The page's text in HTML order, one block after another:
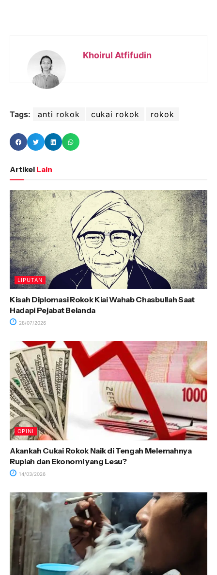
Khoirul Atfifudin
Tags: anti rokok cukai rokok rokok
Artikel Lain
LIPUTAN
Kisah Diplomasi Rokok Kiai Wahab Chasbullah Saat
Hadapi Pejabat Belanda
28/07/2026
OPINI
Akankah Cukai Rokok Naik di Tengah Melemahnya
Rupiah dan Ekonomi yang Lesu?
14/03/2026